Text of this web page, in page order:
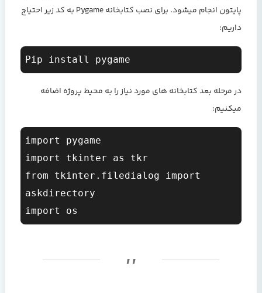
پایتون انجام میشود. برای نصب کتابخانه Pygame به کد زیر احتیاج
داریم:
در مرحله بعد کتابخانه های مورد نیاز را به محیط پروژه اضافه
میکنیم:
import pygame
import tkinter as tkr
from tkinter.filedialog import
askdirectory